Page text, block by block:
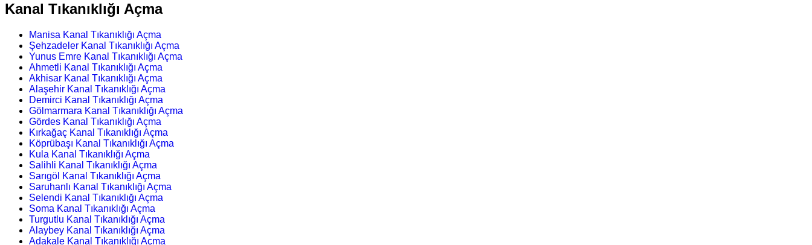
Kanal Tıkanıklığı Açma
Manisa Kanal Tıkanıklığı Açma
Şehzadeler Kanal Tıkanıklığı Açma
Yunus Emre Kanal Tıkanıklığı Açma
Ahmetli Kanal Tıkanıklığı Açma
Akhisar Kanal Tıkanıklığı Açma
Alaşehir Kanal Tıkanıklığı Açma
Demirci Kanal Tıkanıklığı Açma
Gölmarmara Kanal Tıkanıklığı Açma
Gördes Kanal Tıkanıklığı Açma
Kırkağaç Kanal Tıkanıklığı Açma
Köprübaşı Kanal Tıkanıklığı Açma
Kula Kanal Tıkanıklığı Açma
Salihli Kanal Tıkanıklığı Açma
Sarıgöl Kanal Tıkanıklığı Açma
Saruhanlı Kanal Tıkanıklığı Açma
Selendi Kanal Tıkanıklığı Açma
Soma Kanal Tıkanıklığı Açma
Turgutlu Kanal Tıkanıklığı Açma
Alaybey Kanal Tıkanıklığı Açma
Adakale Kanal Tıkanıklığı Açma